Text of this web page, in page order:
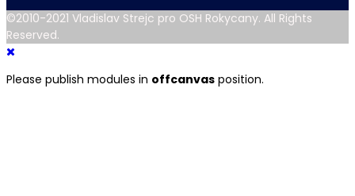
©2010-2021 Vladislav Strejc pro OSH Rokycany. All Rights
Reserved.
Please publish modules in offcanvas position.